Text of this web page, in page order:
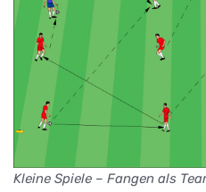
Kleine Spiele – Fangen als